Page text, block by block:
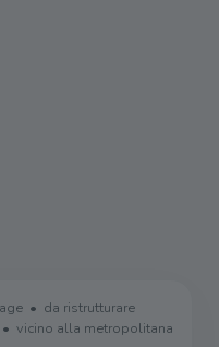
da ristrutturare
vicino alla metropolitana